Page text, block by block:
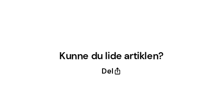
Kunne du lide artiklen?
Del